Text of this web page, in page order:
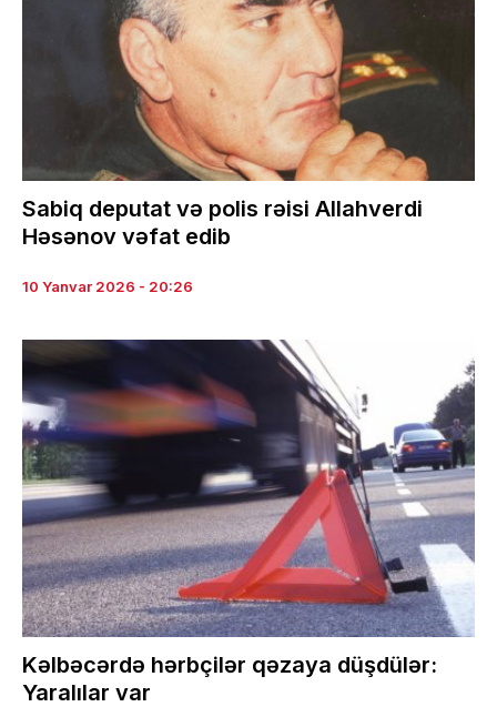
Sabiq deputat və polis rəisi Allahverdi
Həsənov vəfat edib
10 Yanvar 2026 - 20:26
Kəlbəcərdə hərbçilər qəzaya düşdülər:
Yaralılar var